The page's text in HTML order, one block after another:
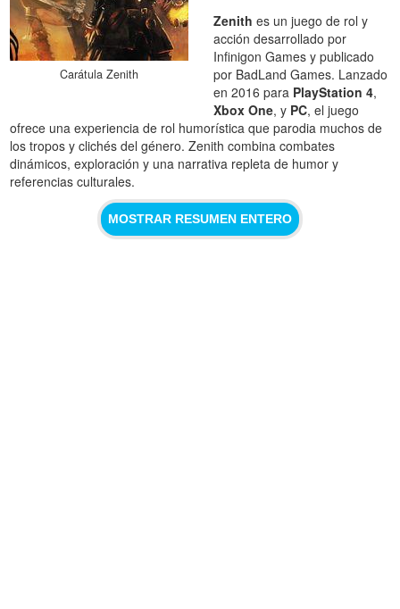
Carátula Zenith
Zenith es un juego de rol y
acción desarrollado por
Infinigon Games y publicado
por BadLand Games. Lanzado
en 2016 para PlayStation 4,
Xbox One, y PC, el juego
ofrece una experiencia de rol humorística que parodia muchos de
los tropos y clichés del género. Zenith combina combates
dinámicos, exploración y una narrativa repleta de humor y
referencias culturales.
MOSTRAR RESUMEN ENTERO